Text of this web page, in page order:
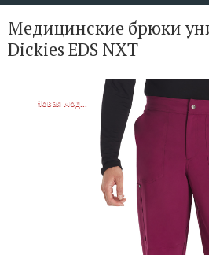
Медицинские брюки
Dickies EDS NXT